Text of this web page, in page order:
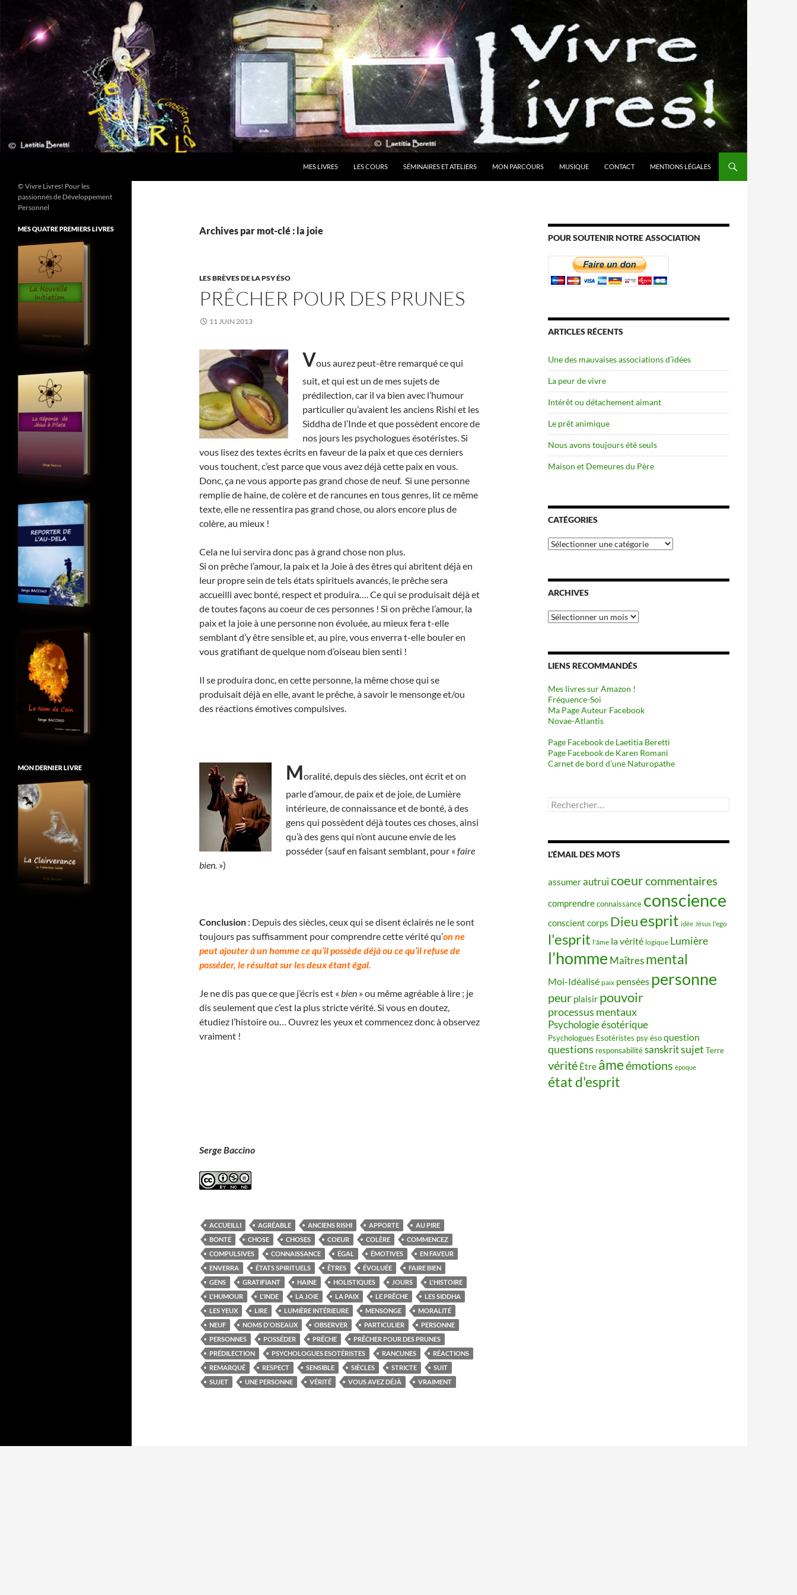
contenu
MES LIVRES LES COURS SÉMINAIRES ET ATELIERS MON PARCOURS MUSIQUE CONTACT MENTIONS LÉGALES
Archives par mot-clé : la joie
LES BRÈVES DE LA PSY ÉSO
PRÊCHER POUR DES PRUNES
11 JUIN 2013
Vous aurez peut-être remarqué ce qui
suit, et qui est un de mes sujets de
prédilection, car il va bien avec l’humour
particulier qu’avaient les anciens Rishi et les
Siddha de l’Inde et que possèdent encore de
nos jours les psychologues ésotéristes. Si
vous lisez des textes écrits en faveur de la paix et que ces derniers
vous touchent, c’est parce que vous avez déjà cette paix en vous.
Donc, ça ne vous apporte pas grand chose de neuf. Si une personne
remplie de haine, de colère et de rancunes en tous genres, lit ce même
texte, elle ne ressentira pas grand chose, ou alors encore plus de
colère, au mieux !
Cela ne lui servira donc pas à grand chose non plus.
Si on prêche l’amour, la paix et la Joie à des êtres qui abritent déjà en
leur propre sein de tels états spirituels avancés, le prêche sera
accueilli avec bonté, respect et produira…. Ce qui se produisait déjà et
de toutes façons au coeur de ces personnes ! Si on prêche l’amour, la
paix et la joie à une personne non évoluée, au mieux fera t-elle
semblant d’y être sensible et, au pire, vous enverra t-elle bouler en
vous gratifiant de quelque nom d’oiseau bien senti !
Il se produira donc, en cette personne, la même chose qui se
produisait déjà en elle, avant le prêche, à savoir le mensonge et/ou
des réactions émotives compulsives.
Moralité, depuis des siècles, ont écrit et on
parle d’amour, de paix et de joie, de Lumière
intérieure, de connaissance et de bonté, à des
gens qui possèdent déjà toutes ces choses, ainsi
qu’à des gens qui n’ont aucune envie de les
posséder (sauf en faisant semblant, pour « faire
bien. »)
Conclusion : Depuis des siècles, ceux qui se disent éclairés ne le sont
toujours pas suffisamment pour comprendre cette vérité qu’on ne
peut ajouter à un homme ce qu’il possède déjà ou ce qu’il refuse de
posséder, le résultat sur les deux étant égal.
Je ne dis pas que ce que j’écris est « bien » ou même agréable à lire ; je
dis seulement que c’est la plus stricte vérité. Si vous en doutez,
étudiez l’histoire ou… Ouvrez les yeux et commencez donc à observez
vraiment !
Serge Baccino
ACCUEILLI AGRÉABLE ANCIENS RISHI APPORTE
AU PIRE
BONTÉ
CHOSE CHOSES COEUR COLÈRE
COMMENCEZ
COMPULSIVES
CONNAISSANCE ÉGAL ÉMOTIVES
EN FAVEUR
ENVERRA
ÉTATS SPIRITUELS ÊTRES ÉVOLUÉE
FAIRE BIEN
GENS
GRATIFIANT HAINE HOLISTIQUES JOURS
L'HISTOIRE
L'HUMOUR
L'INDE LA JOIE LA PAIX LE PRÊCHE
LES SIDDHA
LES YEUX
LIRE LUMIÈRE INTÉRIEURE MENSONGE
MORALITÉ
NEUF
NOMS D'OISEAUX OBSERVER PARTICULIER
PERSONNE
PERSONNES
POSSÉDER PRÊCHE
PRÊCHER POUR DES PRUNES
PRÉDILECTION
PSYCHOLOGUES ESOTÉRISTES RANCUNES
RÉACTIONS
REMARQUÉ
RESPECT SENSIBLE SIÈCLES STRICTE
SUIT
SUJET
UNE PERSONNE VÉRITÉ VOUS AVEZ DÉJÀ VRAIMENT
POUR SOUTENIR NOTRE ASSOCIATION
ARTICLES RÉCENTS
Une des mauvaises associations d’idées
La peur de vivre
Intérêt ou détachement aimant
Le prêt animique
Nous avons toujours été seuls
Maison et Demeures du Père
CATÉGORIES
Catégories
ARCHIVES
Archives
LIENS RECOMMANDÉS
Mes livres sur Amazon !
Fréquence-Soi
Ma Page Auteur Facebook
Novae-Atlantis
Page Facebook de Laetitia Beretti
Page Facebook de Karen Romani
Carnet de bord d’une Naturopathe
Rechercher :
L’ÉMAIL DES MOTS
assumerautruicoeurcommentaires
comprendreconnaissance conscience
conscient corps Dieuesprit idée Jésus l'ego
l'esprit l'âme la vérité logique Lumière
l’homme Maîtres mental
Moi-Idéalisé paix pensées personne
peur plaisir pouvoir
processus mentaux
Psychologie ésotérique
Psychologues Esotéristes psy ésoquestion
questions responsabilitésanskritsujet Terre
vérité Être âmeémotions époque
état d'esprit
© Vivre Livres! Pour les
passionnés de Développement
Personnel
MES QUATRE PREMIERS LIVRES
MON DERNIER LIVRE